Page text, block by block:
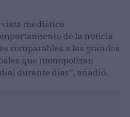
vista mediático
de la noticia
comparables a las grandes
que monopolizan
durante días”, añadió.